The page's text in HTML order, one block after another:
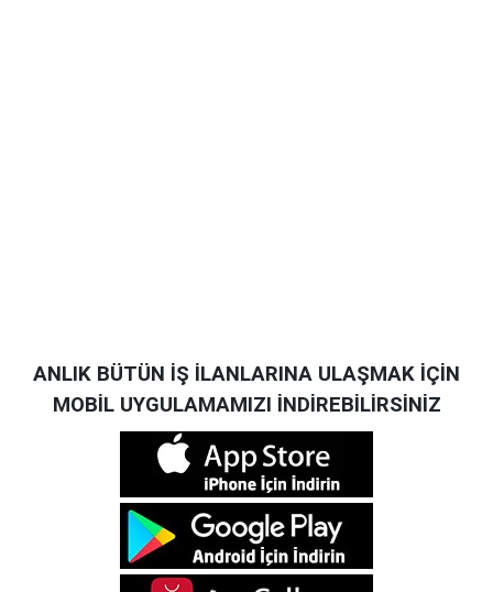
ANLIK BÜTÜN İŞ İLANLARINA ULAŞMAK İÇİN
MOBİL UYGULAMAMIZI İNDİREBİLİRSİNİZ